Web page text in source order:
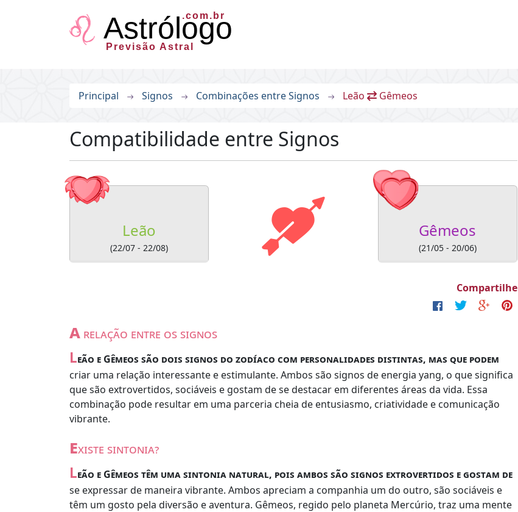
Astrólogo
.com.br
Previsão Astral
Principal Signos Combinações entre Signos Leão Gêmeos
Compatibilidade entre Signos
Leão
(22/07 - 22/08)
Gêmeos
(21/05 - 20/06)
Compartilhe
a relação entre os signos
Leão e Gêmeos são dois signos do zodíaco com personalidades distintas, mas que podem
criar uma relação interessante e estimulante. Ambos são signos de energia yang, o que significa
que são extrovertidos, sociáveis e gostam de se destacar em diferentes áreas da vida. Essa
combinação pode resultar em uma parceria cheia de entusiasmo, criatividade e comunicação
vibrante.
existe sintonia?
Leão e Gêmeos têm uma sintonia natural, pois ambos são signos extrovertidos e gostam de
se expressar de maneira vibrante. Ambos apreciam a companhia um do outro, são sociáveis e
têm um gosto pela diversão e aventura. Gêmeos, regido pelo planeta Mercúrio, traz uma mente